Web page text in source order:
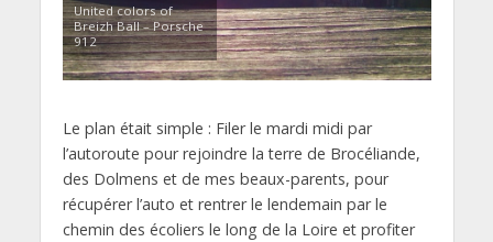
United colors of
Breizh Ball – Porsche
912
Le plan était simple : Filer le mardi midi par
l’autoroute pour rejoindre la terre de Brocéliande,
des Dolmens et de mes beaux-parents, pour
récupérer l’auto et rentrer le lendemain par le
chemin des écoliers le long de la Loire et profiter